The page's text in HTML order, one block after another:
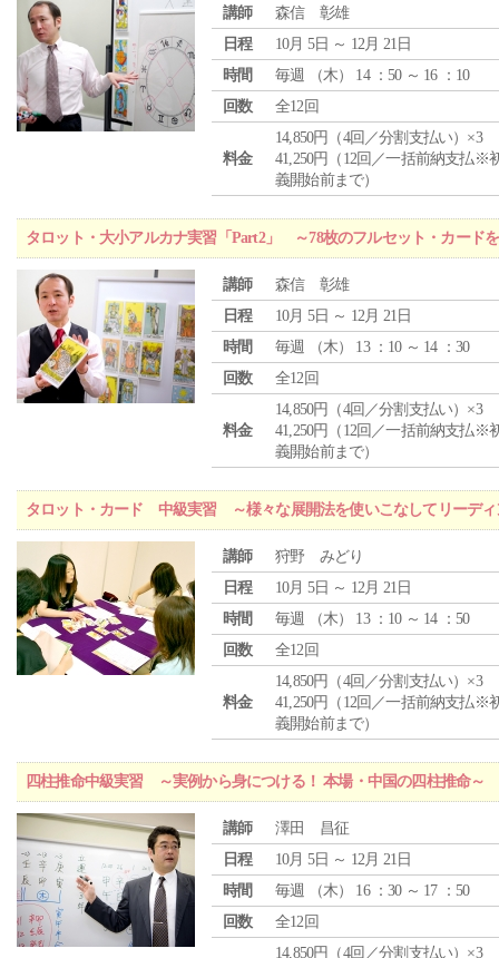
講師
森信 彰雄
日程
10月 5日 ～ 12月 21日
時間
毎週 （木） 14 ：50 ～ 16 ：10
回数
全12回
料金
14,850円（4回／分割支払い）×3
41,250円（12回／一括前納支払※
義開始前まで）
タロット・大小アルカナ実習「Part2」 ～78枚のフルセット・カード
講師
森信 彰雄
日程
10月 5日 ～ 12月 21日
時間
毎週 （木） 13 ：10 ～ 14 ：30
回数
全12回
料金
14,850円（4回／分割支払い）×3
41,250円（12回／一括前納支払※
義開始前まで）
タロット・カード 中級実習 ～様々な展開法を使いこなしてリーディ
講師
狩野 みどり
日程
10月 5日 ～ 12月 21日
時間
毎週 （木） 13 ：10 ～ 14 ：50
回数
全12回
料金
14,850円（4回／分割支払い）×3
41,250円（12回／一括前納支払※
義開始前まで）
四柱推命中級実習 ～実例から身につける！ 本場・中国の四柱推命～
講師
澤田 昌征
日程
10月 5日 ～ 12月 21日
時間
毎週 （木） 16 ：30 ～ 17 ：50
回数
全12回
14,850円（4回／分割支払い）×3